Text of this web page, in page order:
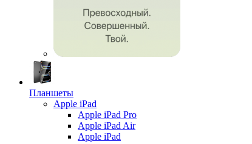
Планшеты
Apple iPad
Apple iPad Pro
Apple iPad Air
Apple iPad